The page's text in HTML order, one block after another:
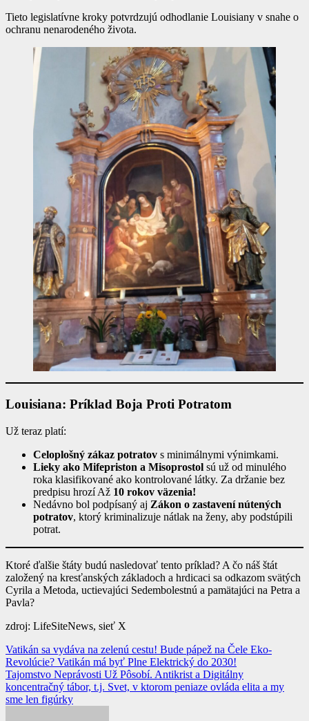
Tieto legislatívne kroky potvrdzujú odhodlanie Louisiany v snahe o
ochranu nenarodeného života.
Louisiana: Príklad Boja Proti Potratom
Už teraz platí:
Celoplošný zákaz potratov s minimálnymi výnimkami.
Lieky ako Mifepriston a Misoprostol sú už od minulého
roka klasifikované ako kontrolované látky. Za držanie bez
predpisu hrozí Až 10 rokov väzenia!
Nedávno bol podpísaný aj Zákon o zastavení nútených
potratov, ktorý kriminalizuje nátlak na ženy, aby podstúpili
potrat.
Ktoré ďalšie štáty budú nasledovať tento príklad? A čo náš štát
založený na kresťanských základoch a hrdicaci sa odkazom svätých
Cyrila a Metoda, uctievajúci Sedembolestnú a pamätajúci na Petra a
Pavla?
zdroj: LifeSiteNews, sieť X
Navigácia
v
článku
Vatikán sa vydáva na zelenú cestu! Bude pápež na Čele Eko-
Revolúcie? Vatikán má byť Plne Elektrický do 2030!
Tajomstvo Neprávosti Už Pôsobí. Antikrist a Digitálny
koncentračný tábor, t.j. Svet, v ktorom peniaze ovláda elita a my
sme len figúrky